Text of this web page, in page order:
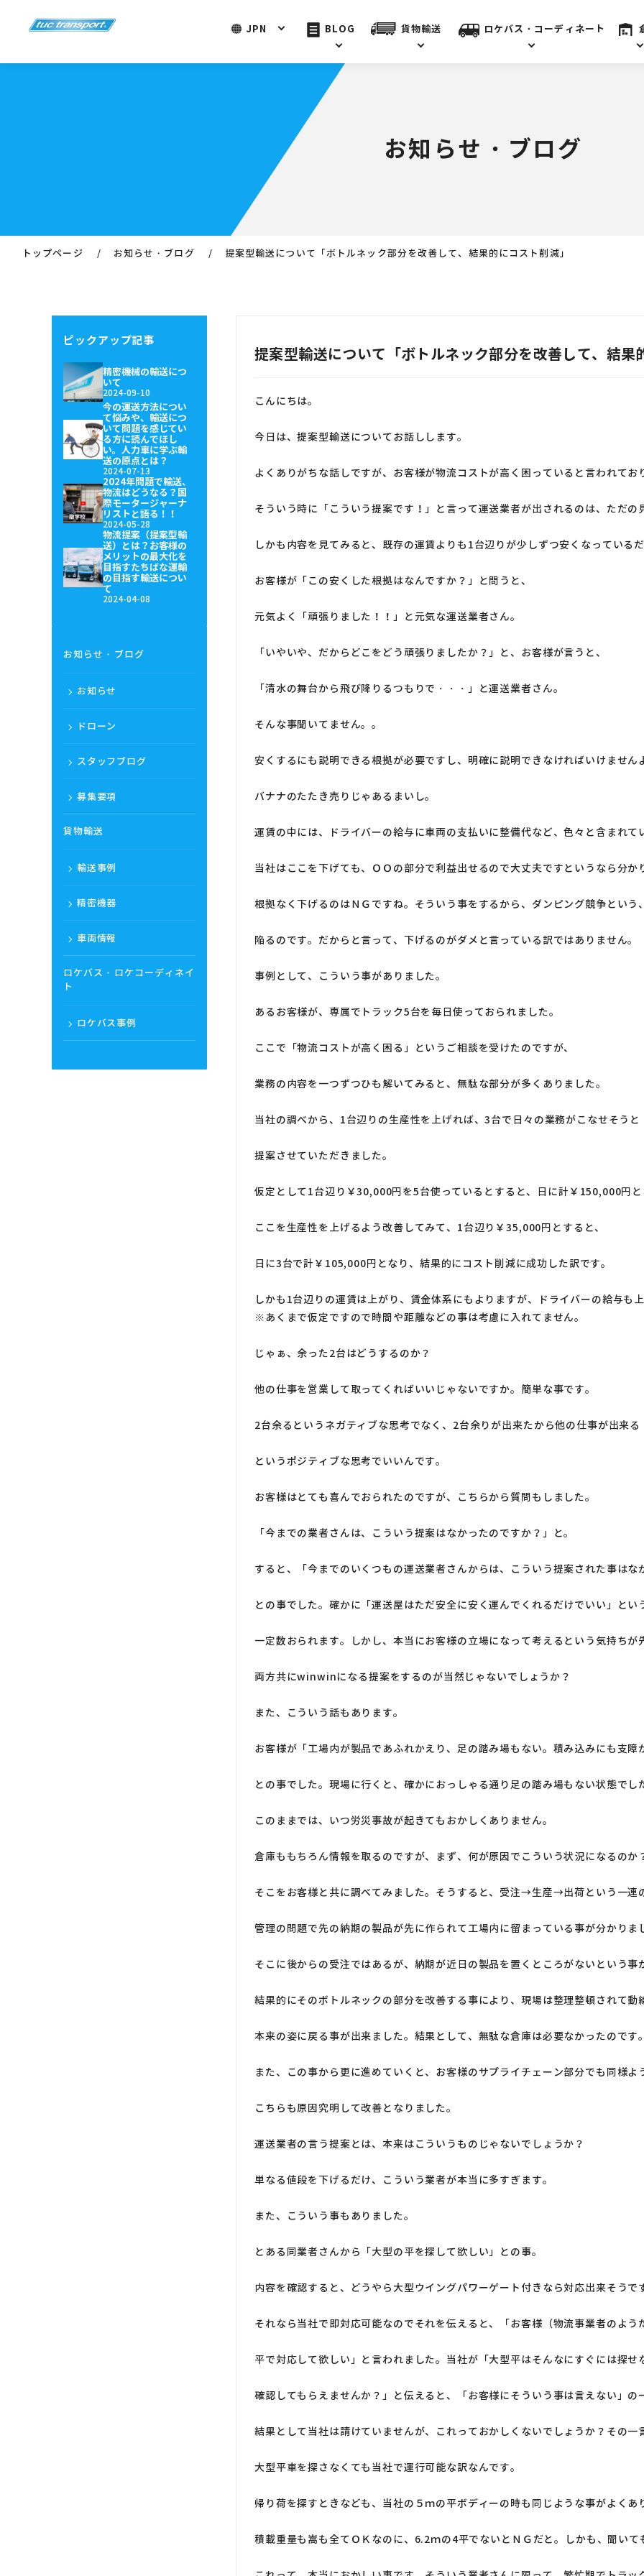
JPN BLOG 貨物輸送 ロケバス・コーディネート
お知らせ・ブログ
トップページ お知らせ・ブログ 提案型輸送について「ボトルネック部分を改善して、結果的にコスト削減」
ピックアップ記事
精密機械の輸送につ
いて
2024-09-10
今の運送方法につい
て悩みや、輸送につ
いて問題を感じてい
る方に読んでほし
い。人力車に学ぶ輸
送の原点とは？
2024-07-13
2024年問題で輸送、
物流はどうなる？国
際モータージャーナ
リストと語る！！
2024-05-28
物流提案（提案型輸
送）とは？お客様の
メリットの最大化を
目指すたちばな運輸
の目指す輸送につい
て
2024-04-08
お知らせ・ブログ
お知らせ
ドローン
スタッフブログ
募集要項
貨物輸送
輸送事例
精密機器
車両情報
ロケバス・ロケコーディネイ
ト
ロケバス事例
提案型輸送について「ボトルネック部分を改善して、結果
こんにちは。
今日は、提案型輸送についてお話しします。
よくありがちな話しですが、お客様が物流コストが高く困っていると言われてお
そういう時に「こういう提案です！」と言って運送業者が出されるのは、ただの
しかも内容を見てみると、既存の運賃よりも1台辺りが少しずつ安くなっているだ
お客様が「この安くした根拠はなんですか？」と問うと、
元気よく「頑張りました！！」と元気な運送業者さん。
「いやいや、だからどこをどう頑張りましたか？」と、お客様が言うと、
「清水の舞台から飛び降りるつもりで・・・」と運送業者さん。
そんな事聞いてません。。
安くするにも説明できる根拠が必要ですし、明確に説明できなければいけません
バナナのたたき売りじゃあるまいし。
運賃の中には、ドライバーの給与に車両の支払いに整備代など、色々と含まれて
当社はここを下げても、ＯＯの部分で利益出せるので大丈夫ですというなら分か
根拠なく下げるのはＮＧですね。そういう事をするから、ダンピング競争という
陥るのです。だからと言って、下げるのがダメと言っている訳ではありません。
事例として、こういう事がありました。
あるお客様が、専属でトラック5台を毎日使っておられました。
ここで「物流コストが高く困る」というご相談を受けたのですが、
業務の内容を一つずつひも解いてみると、無駄な部分が多くありました。
当社の調べから、1台辺りの生産性を上げれば、3台で日々の業務がこなせそうと
提案させていただきました。
仮定として1台辺り￥30,000円を5台使っているとすると、日に計￥150,000円と
ここを生産性を上げるよう改善してみて、1台辺り￥35,000円とすると、
日に3台で計￥105,000円となり、結果的にコスト削減に成功した訳です。
しかも1台辺りの運賃は上がり、賃金体系にもよりますが、ドライバーの給与も上
※あくまで仮定ですので時間や距離などの事は考慮に入れてません。
じゃぁ、余った2台はどうするのか？
他の仕事を営業して取ってくればいいじゃないですか。簡単な事です。
2台余るというネガティブな思考でなく、2台余りが出来たから他の仕事が出来る
というポジティブな思考でいいんです。
お客様はとても喜んでおられたのですが、こちらから質問もしました。
「今までの業者さんは、こういう提案はなかったのですか？」と。
すると、「今までのいくつもの運送業者さんからは、こういう提案された事はな
との事でした。確かに「運送屋はただ安全に安く運んでくれるだけでいい」とい
一定数おられます。しかし、本当にお客様の立場になって考えるという気持ちが
両方共にwinwinになる提案をするのが当然じゃないでしょうか？
また、こういう話もあります。
お客様が「工場内が製品であふれかえり、足の踏み場もない。積み込みにも支障
との事でした。現場に行くと、確かにおっしゃる通り足の踏み場もない状態でし
このままでは、いつ労災事故が起きてもおかしくありません。
倉庫ももちろん情報を取るのですが、まず、何が原因でこういう状況になるのか
そこをお客様と共に調べてみました。そうすると、受注→生産→出荷という一連
管理の問題で先の納期の製品が先に作られて工場内に留まっている事が分かりま
そこに後からの受注ではあるが、納期が近日の製品を置くところがないという事
結果的にそのボトルネックの部分を改善する事により、現場は整理整頓されて動
本来の姿に戻る事が出来ました。結果として、無駄な倉庫は必要なかったのです。
また、この事から更に進めていくと、お客様のサプライチェーン部分でも同様よ
こちらも原因究明して改善となりました。
運送業者の言う提案とは、本来はこういうものじゃないでしょうか？
単なる値段を下げるだけ、こういう業者が本当に多すぎます。
また、こういう事もありました。
とある同業者さんから「大型の平を探して欲しい」との事。
内容を確認すると、どうやら大型ウイングパワーゲート付きなら対応出来そうで
それなら当社で即対応可能なのでそれを伝えると、「お客様（物流事業者のよう
平で対応して欲しい」と言われました。当社が「大型平はそんなにすぐには探
確認してもらえませんか？」と伝えると、「お客様にそういう事は言えない」の
結果として当社は請けていませんが、これっておかしくないでしょうか？その
大型平車を探さなくても当社で運行可能な訳なんです。
帰り荷を探すときなども、当社の５ｍの平ボディーの時も同じような事がよくあ
積載重量も嵩も全てＯＫなのに、6.2ｍの4平でないとＮＧだと。しかも、聞いて